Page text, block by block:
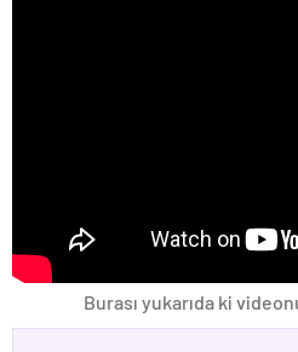
Burası yukarıda ki